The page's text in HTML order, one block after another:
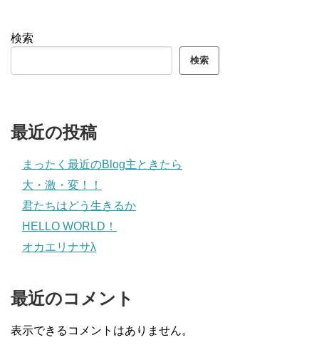
検索
検索
最近の投稿
まったく最近のBlog主ときたら
大・激・変！！
君たちはどう生きるか
HELLO WORLD！
オカエリナサλ
最近のコメント
表示できるコメントはありません。